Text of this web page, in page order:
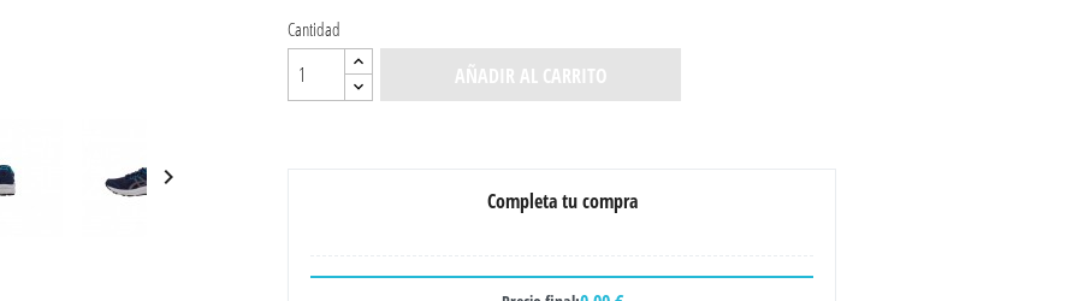

Cantidad
AÑADIR AL CARRITO
Completa tu compra